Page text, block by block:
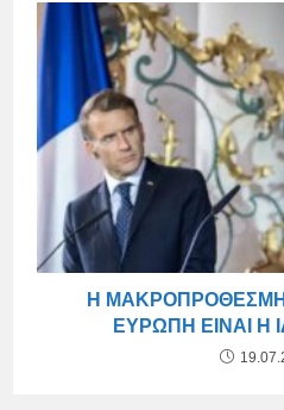
Η ΜΑΚΡΟΠΡΌΘΕΣΜΗ
ΕΥΡΏΠΗ ΕΊΝΑΙ Η